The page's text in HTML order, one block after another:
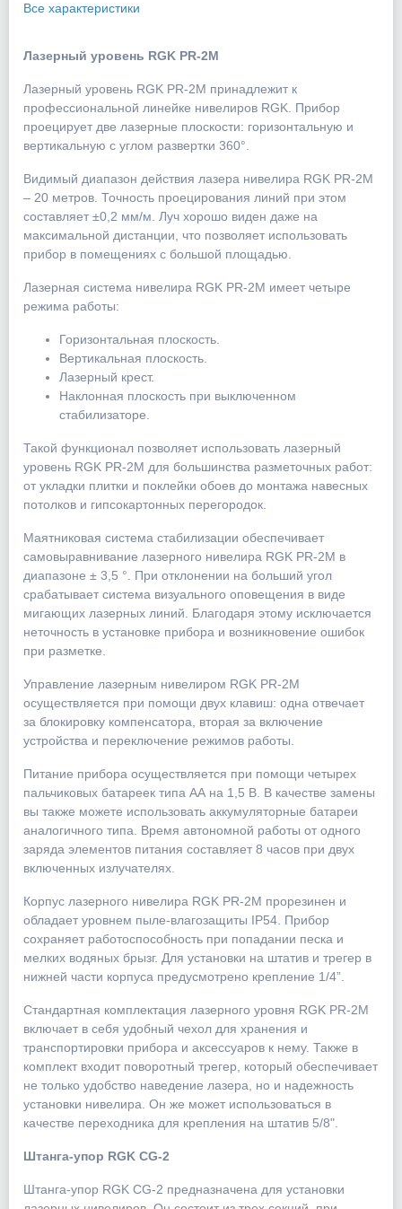
Все характеристики
Лазерный уровень RGK PR-2M
Лазерный уровень RGK PR-2M принадлежит к
профессиональной линейке нивелиров RGK. Прибор
проецирует две лазерные плоскости: горизонтальную и
вертикальную с углом развертки 360°.
Видимый диапазон действия лазера нивелира RGK PR-2M
– 20 метров. Точность проецирования линий при этом
составляет ±0,2 мм/м. Луч хорошо виден даже на
максимальной дистанции, что позволяет использовать
прибор в помещениях с большой площадью.
Лазерная система нивелира RGK PR-2M имеет четыре
режима работы:
Горизонтальная плоскость.
Вертикальная плоскость.
Лазерный крест.
Наклонная плоскость при выключенном
стабилизаторе.
Такой функционал позволяет использовать лазерный
уровень RGK PR-2M для большинства разметочных работ:
от укладки плитки и поклейки обоев до монтажа навесных
потолков и гипсокартонных перегородок.
Маятниковая система стабилизации обеспечивает
самовыравнивание лазерного нивелира RGK PR-2M в
диапазоне ± 3,5 °. При отклонении на больший угол
срабатывает система визуального оповещения в виде
мигающих лазерных линий. Благодаря этому исключается
неточность в установке прибора и возникновение ошибок
при разметке.
Управление лазерным нивелиром RGK PR-2M
осуществляется при помощи двух клавиш: одна отвечает
за блокировку компенсатора, вторая за включение
устройства и переключение режимов работы.
Питание прибора осуществляется при помощи четырех
пальчиковых батареек типа АА на 1,5 В. В качестве замены
вы также можете использовать аккумуляторные батареи
аналогичного типа. Время автономной работы от одного
заряда элементов питания составляет 8 часов при двух
включенных излучателях.
Корпус лазерного нивелира RGK PR-2M прорезинен и
обладает уровнем пыле-влагозащиты IP54. Прибор
сохраняет работоспособность при попадании песка и
мелких водяных брызг. Для установки на штатив и трегер в
нижней части корпуса предусмотрено крепление 1/4”.
Стандартная комплектация лазерного уровня RGK PR-2M
включает в себя удобный чехол для хранения и
транспортировки прибора и аксессуаров к нему. Также в
комплект входит поворотный трегер, который обеспечивает
не только удобство наведение лазера, но и надежность
установки нивелира. Он же может использоваться в
качестве переходника для крепления на штатив 5/8".
Штанга-упор RGK CG-2
Штанга-упор RGK CG-2 предназначена для установки